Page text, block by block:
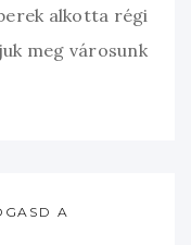
alkotta régi
meg városunk
A